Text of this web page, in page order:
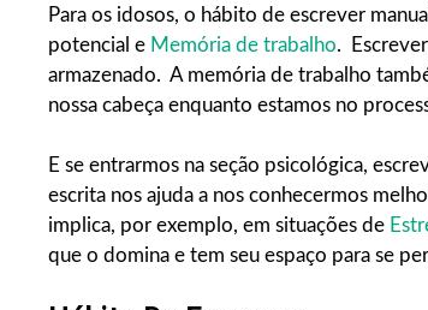
Para os idosos, o hábito de escrever
potencial e Memória de trabalho.
armazenado. A memória de trabalho
nossa cabeça enquanto estamos no
E se entrarmos na seção psicológica,
escrita nos ajuda a nos conhecermos
implica, por exemplo, em situações de
que o domina e tem seu espaço para se